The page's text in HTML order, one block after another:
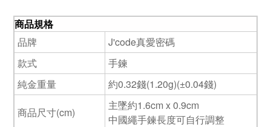
商品規格
品牌
J'code真愛密碼
款式
手鍊
純金重量
約0.32錢(1.20g)(±0.04錢)
商品尺寸(cm)
主墜約1.6cm x 0.9cm
中國繩手鍊長度可自行調整